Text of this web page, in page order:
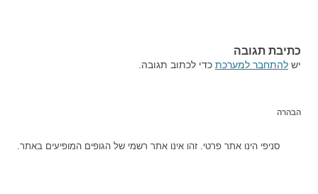
כתיבת תגובה
יש להתחבר למערכת כדי לכתוב תגובה.
הבהרה
סניפי הינו אתר פרטי. זהו אינו אתר רשמי של הגופים המופיעים באתר.